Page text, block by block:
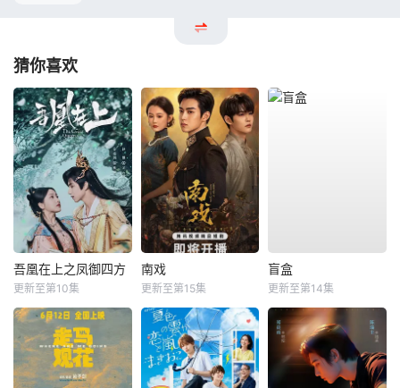
猜你喜欢
吾凰在上之凤御四方
更新至第10集
南戏
更新至第15集
盲盒
更新至第14集